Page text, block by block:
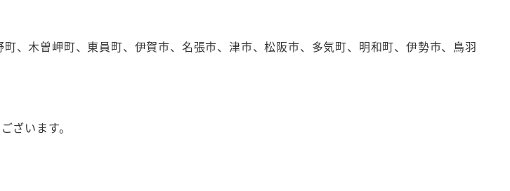
、木曽岬町、東員町、伊賀市、名張市、津市、松阪市、多気町、明和町、伊勢市、鳥羽
ざいます。